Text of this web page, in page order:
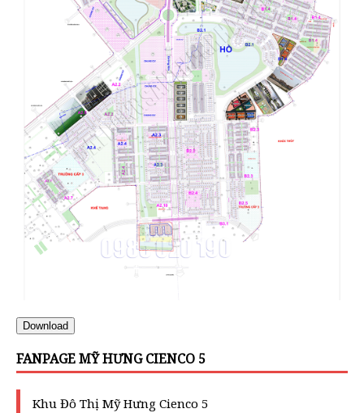
Download
FANPAGE MỸ HƯNG CIENCO 5
Khu Đô Thị Mỹ Hưng Cienco 5